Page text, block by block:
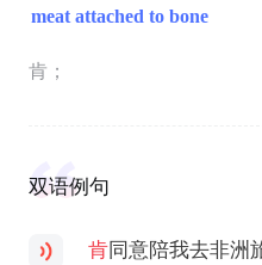
meat attached to bone
肯；
双语例句
肯同意陪我去非洲